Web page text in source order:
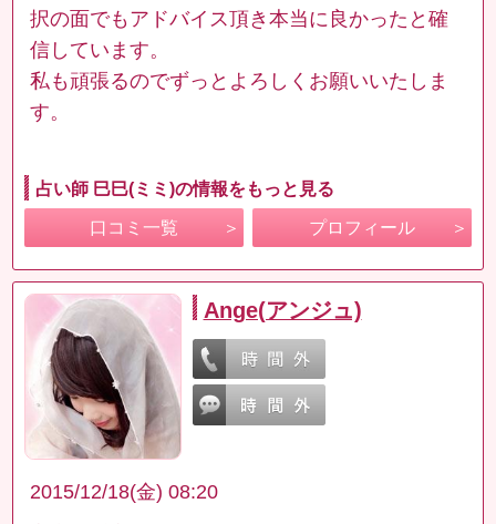
択の面でもアドバイス頂き本当に良かったと確
信しています。
私も頑張るのでずっとよろしくお願いいたしま
す。
占い師 巳巳(ミミ)の情報をもっと見る
口コミ一覧 プロフィール
Ange(アンジュ)
2015/12/18(金) 08:20